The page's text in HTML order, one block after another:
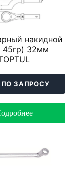
накидной
45гр) 32мм
ЗАПРОСУ